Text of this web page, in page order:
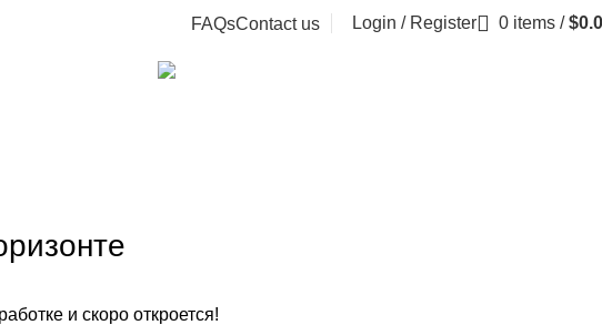
FAQsContact us Login / Register 0 items / $
и скоро откроется!